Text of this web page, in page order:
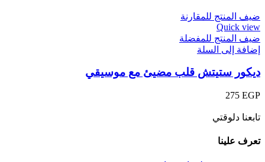
ضيف المنتج للمقارنة
Quick view
ضيف المنتج للمفضلة
إضافة إلى السلة
ديكور ستيتش قلب مضيئ مع موسيقي
275 EGP
تابعنا دلوقتي
تعرف علينا